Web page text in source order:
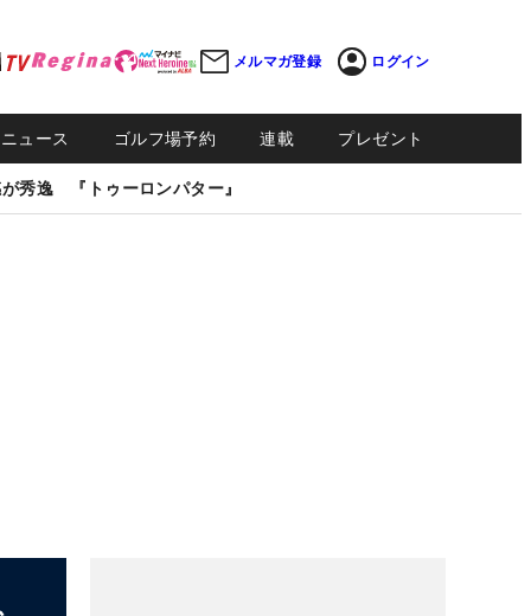
メルマガ登録 ログイン
ュース ゴルフ場予約 連載 プレゼント
秀逸 『トゥーロンパター』